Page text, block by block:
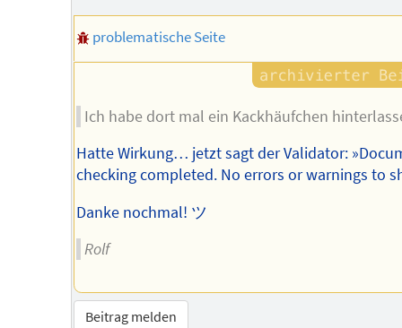
problematische Seite
Ich habe dort mal ein Kackhäufchen
Hatte Wirkung… jetzt sagt der Validator:
checking completed. No errors or warnings to
Danke nochmal! ツ
Rolf
Beitrag melden